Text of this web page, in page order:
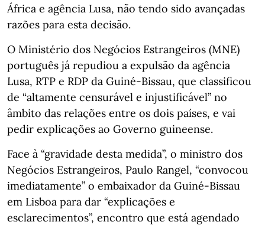
África e agência Lusa, não tendo sido avançadas
razões para esta decisão.
O Ministério dos Negócios Estrangeiros (MNE)
português já repudiou a expulsão da agência
Lusa, RTP e RDP da Guiné-Bissau, que classificou
de “altamente censurável e injustificável” no
âmbito das relações entre os dois países, e vai
pedir explicações ao Governo guineense.
Face à “gravidade desta medida”, o ministro dos
Negócios Estrangeiros, Paulo Rangel, “convocou
imediatamente” o embaixador da Guiné-Bissau
em Lisboa para dar “explicações e
esclarecimentos”, encontro que está agendado